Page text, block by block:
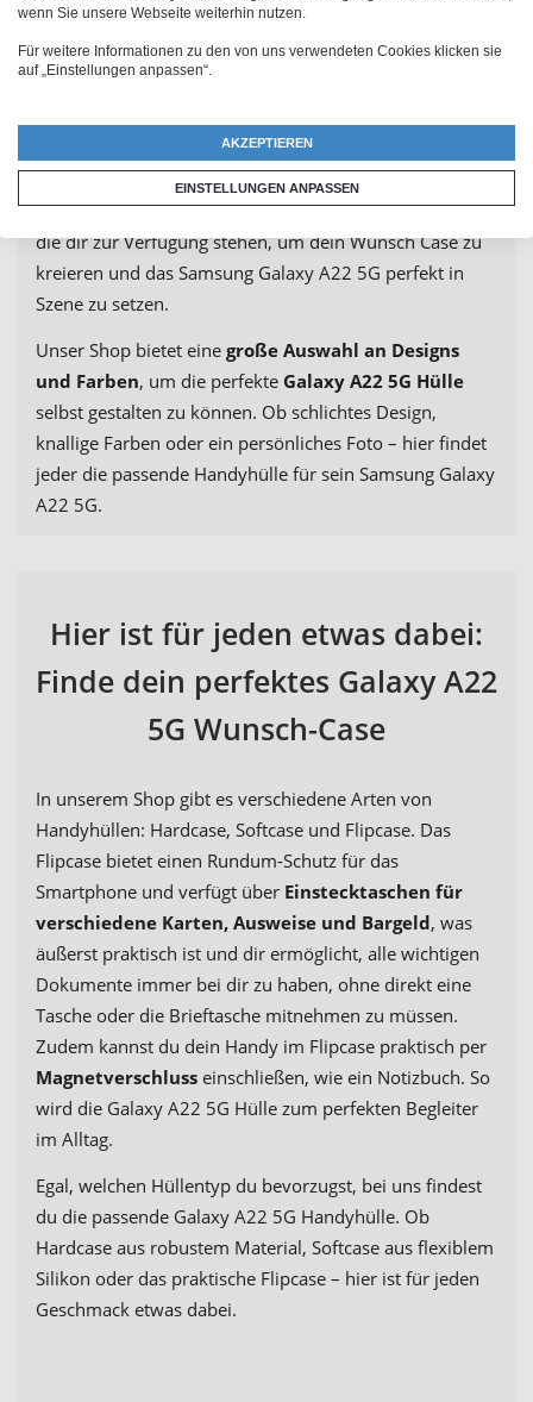
für deine Galaxy A22 5G
Handyhülle
Die Samsung Galaxy A22 5G Handyhülle kann nicht nur
mit einem Foto, sondern auch mit Namen oder Text
gestaltet werden. Unser Shop bietet zahlreiche Designs,
die dir zur Verfügung stehen, um dein Wunsch Case zu
kreieren und das Samsung Galaxy A22 5G perfekt in
Szene zu setzen.
Unser Shop bietet eine große Auswahl an Designs
und Farben, um die perfekte Galaxy A22 5G Hülle
selbst gestalten zu können. Ob schlichtes Design,
knallige Farben oder ein persönliches Foto – hier findet
jeder die passende Handyhülle für sein Samsung Galaxy
A22 5G.
Hier ist für jeden etwas dabei:
Finde dein perfektes Galaxy A22
5G Wunsch-Case
In unserem Shop gibt es verschiedene Arten von
Handyhüllen: Hardcase, Softcase und Flipcase. Das
Flipcase bietet einen Rundum-Schutz für das
Smartphone und verfügt über Einstecktaschen für
verschiedene Karten, Ausweise und Bargeld, was
äußerst praktisch ist und dir ermöglicht, alle wichtigen
Dokumente immer bei dir zu haben, ohne direkt eine
Tasche oder die Brieftasche mitnehmen zu müssen.
Zudem kannst du dein Handy im Flipcase praktisch per
Magnetverschluss einschließen, wie ein Notizbuch. So
wird die Galaxy A22 5G Hülle zum perfekten Begleiter
im Alltag.
Egal, welchen Hüllentyp du bevorzugst, bei uns findest
du die passende Galaxy A22 5G Handyhülle. Ob
Hardcase aus robustem Material, Softcase aus flexiblem
Silikon oder das praktische Flipcase – hier ist für jeden
Geschmack etwas dabei.
wenn Sie unsere Webseite weiterhin nutzen.
Für weitere Informationen zu den von uns verwendeten Cookies klicken sie
auf „Einstellungen anpassen“.
AKZEPTIEREN
EINSTELLUNGEN ANPASSEN